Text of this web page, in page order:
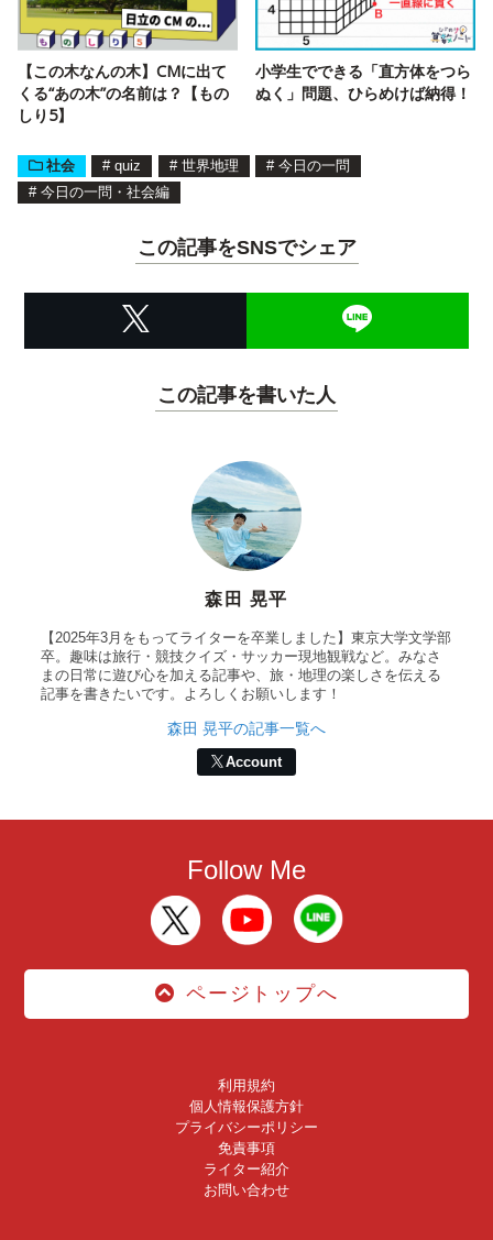
【この木なんの木】CMに出て
くる“あの木”の名前は？【もの
しり5】
小学生でできる「直方体をつら
ぬく」問題、ひらめけば納得！
社会 # quiz # 世界地理 # 今日の一問
# 今日の一問・社会編
この記事をSNSでシェア
この記事を書いた人
森田 晃平
【2025年3月をもってライターを卒業しました】東京大学文学部
卒。趣味は旅行・競技クイズ・サッカー現地観戦など。みなさ
まの日常に遊び心を加える記事や、旅・地理の楽しさを伝える
記事を書きたいです。よろしくお願いします！
森田 晃平の記事一覧へ
Account
Follow Me
ページトップへ
利用規約
個人情報保護方針
プライバシーポリシー
免責事項
ライター紹介
お問い合わせ